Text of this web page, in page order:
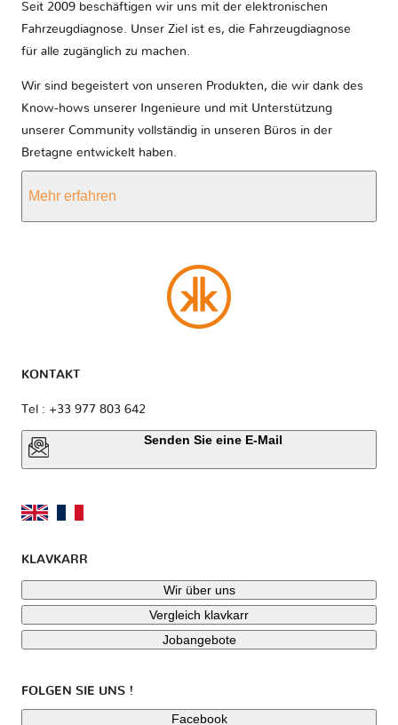
Seit 2009 beschäftigen wir uns mit der elektronischen
Fahrzeugdiagnose. Unser Ziel ist es, die Fahrzeugdiagnose
für alle zugänglich zu machen.
Wir sind begeistert von unseren Produkten, die wir dank des
Know-hows unserer Ingenieure und mit Unterstützung
unserer Community vollständig in unseren Büros in der
Bretagne entwickelt haben.
Mehr erfahren
KONTAKT
Tel : +33 977 803 642
Senden Sie eine E-Mail
KLAVKARR
Wir über uns
Vergleich klavkarr
Jobangebote
FOLGEN SIE UNS !
Facebook